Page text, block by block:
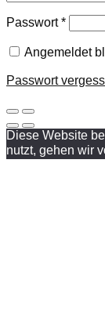
Passwort*
Angemeldet
Passwort
Diese Website
nutzt, gehen wir